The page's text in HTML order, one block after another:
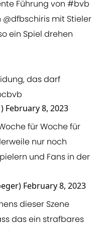
Führung von #bvb
@dfbschiris mit Stieler
ein Spiel drehen
das darf
February 8, 2023
für Woche für
nur noch
und Fans in der
February 8, 2023
dieser Szene
das ein strafbares